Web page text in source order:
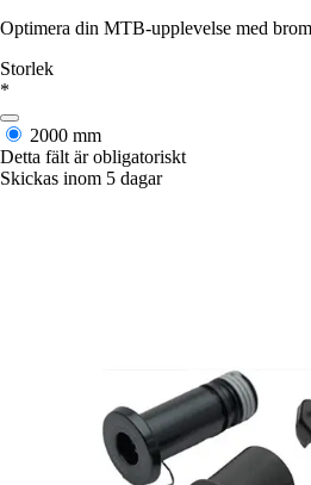
Optimera din MTB-upplevelse med
Storlek
*
2000 mm
Detta fält är obligatoriskt
Skickas inom 5 dagar